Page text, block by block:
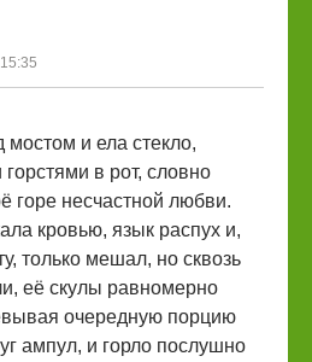
мостом и ела стекло,
в рот, словно
горе несчастной любви.
кровью, язык распух и,
только мешал, но сквозь
её скулы равномерно
очередную порцию
ампул, и горло послушно